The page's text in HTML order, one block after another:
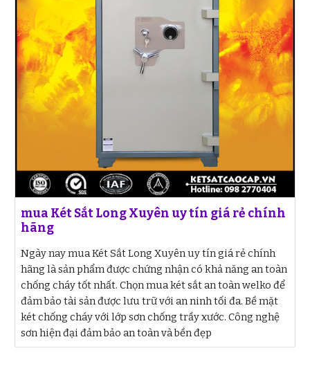
mua Két Sắt Long Xuyên uy tín giá rẻ chính
hãng
Ngày nay mua Két Sắt Long Xuyên uy tín giá rẻ chính
hãng là sản phẩm được chứng nhận có khả năng an toàn
chống cháy tốt nhất. Chọn mua két sắt an toàn welko để
đảm bảo tài sản được lưu trữ với an ninh tối đa. Bề mặt
két chống cháy với lớp sơn chống trầy xước. Công nghệ
sơn hiện đại đảm bảo an toàn và bền đẹp